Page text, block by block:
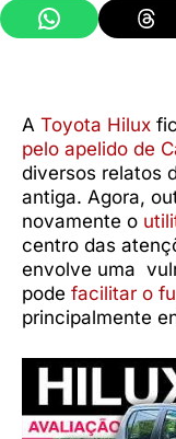
A Toyota Hilux
pelo apelido de
diversos relatos
antiga. Agora,
novamente o
centro das
envolve uma
pode facilitar o
principalmente